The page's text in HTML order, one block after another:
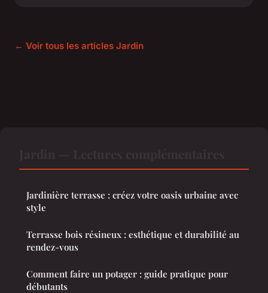
← Voir tous les articles Jardin
Jardinière terrasse : créez votre oasis urbaine avec
style
Terrasse bois résineux : esthétique et durabilité au
rendez-vous
Comment faire un potager : guide pratique pour
débutants